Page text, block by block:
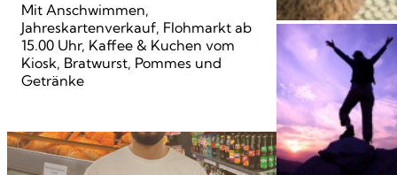
Mit Anschwimmen,
Jahreskartenverkauf, Flohmarkt ab
15.00 Uhr, Kaffee & Kuchen vom
Kiosk, Bratwurst, Pommes und
Getränke